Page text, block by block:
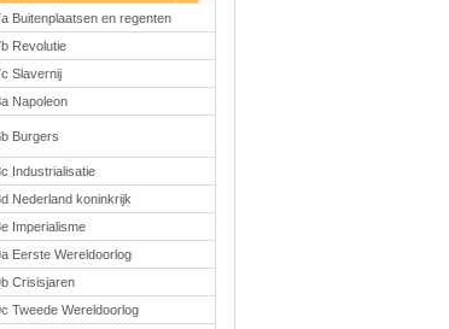
Buitenplaatsen en regenten
Revolutie
Slavernij
Napoleon
Burgers
Industrialisatie
Nederland koninkrijk
Imperialisme
Eerste Wereldoorlog
Crisisjaren
Tweede Wereldoorlog